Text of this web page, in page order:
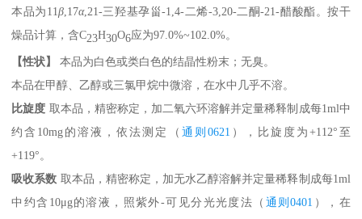
本品为11β,17α,21-三羟基孕甾-1,4-二烯-3,20-二酮-21-醋酸酯。按干
燥品计算，含C23H30O6应为97.0%~102.0%。
【性状】
本品为白色或类白色的结晶性粉末；无臭。
本品在甲醇、乙醇或三氯甲烷中微溶，在水中几乎不溶。
比旋度 取本品，精密称定，加二氧六环溶解并定量稀释制成每1ml中
约含10mg的溶液，依法测定（ 通则0621 ），比旋度为+112°至
+119°。
吸收系数 取本品，精密称定，加无水乙醇溶解并定量稀释制成每1ml
中约含10μg的溶液，照紫外-可见分光光度法（ 通则0401 ），在